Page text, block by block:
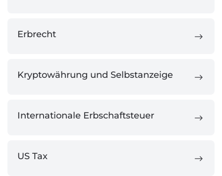
Erbrecht
Kryptowährung und Selbstanzeige
Internationale Erbschaftsteuer
US Tax